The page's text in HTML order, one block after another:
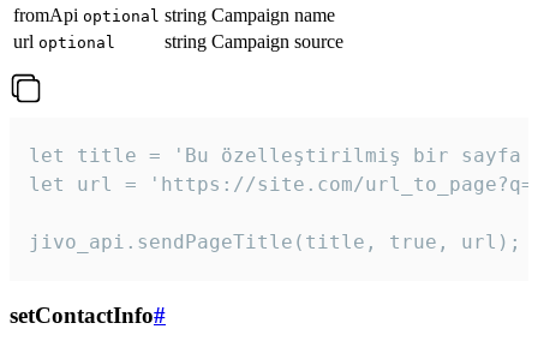
fromApi optional string Campaign name
url optional string Campaign source
let title = 'Bu özelleştirilmiş bir sayfa
let url = 'https://site.com/
jivo_api.sendPageTitle(title, true, url);
setContactInfo#